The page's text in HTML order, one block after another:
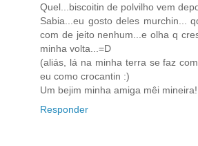
Quel...biscoitin de polvilho vem
Sabia...eu gosto deles murchin...
com de jeito nenhum...e olha q
minha volta...=D
(aliás, lá na minha terra se faz
eu como crocantin :)
Um bejim minha amiga mêi mineira!
Responder